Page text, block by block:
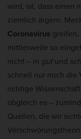
wird, ist, dass einen
ziemlich ärgern.
Coronavirus greifen.
mittlerweile so
nicht – in gutund
schnell nur noch die
richtige
obgleich es –
Quellen, die wir
Anonyme
Statistik-Cookies
helfen uns zu verstehen,
Wenn wir wissen,
besser auf unsere
Marketing (5)
Marketing-Cookies
über Websites hinweg